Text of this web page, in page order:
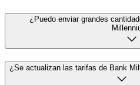
¿Puedo enviar grandes
¿Se actualizan las tarifas de Bank